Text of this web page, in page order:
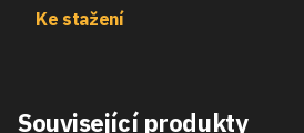
Ke stažení
Související produkty